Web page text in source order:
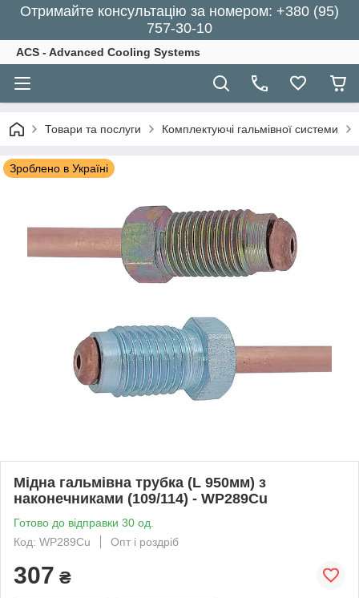
Отримайте консультацію за номером: +380 (95)
757-30-10
ACS - Advanced Cooling Systems
Товари та послуги Комплектуючі гальмівної системи
Зроблено в Україні
Мідна гальмівна трубка (L 950мм) з
наконечниками (109/114) - WP289Cu
Готово до відправки 30 од.
Код: WP289Cu
Опт і роздріб
307 ₴